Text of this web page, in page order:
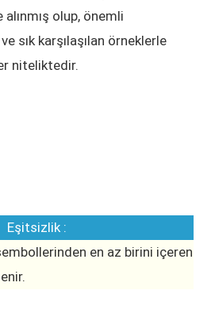
alınmış olup, önemli
sık karşılaşılan örneklerle
niteliktedir.
Eşitsizlik :
en az birini içeren